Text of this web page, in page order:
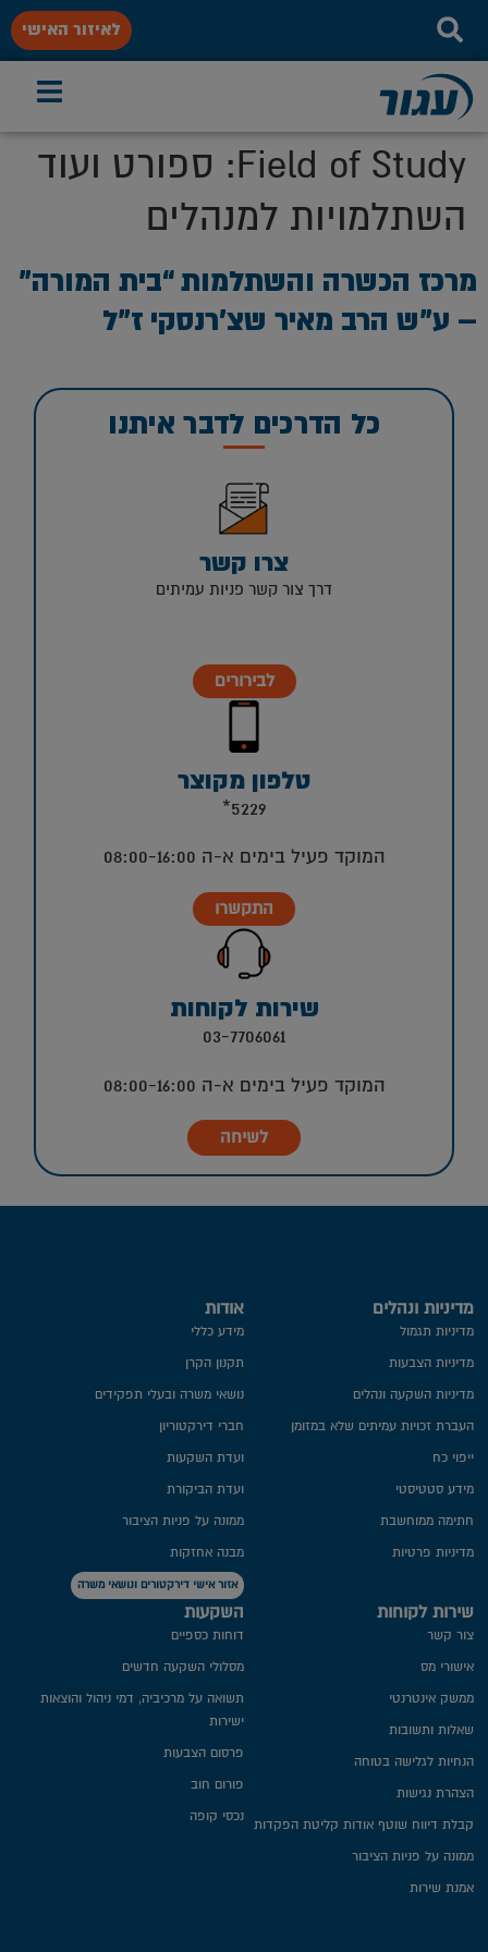
לאיזור האישי
Field of Study:
ספורט ועוד
השתלמויות למנהלים
מרכז הכשרה והשתלמות “בית המורה”
– ע”ש הרב מאיר שצ’רנסקי ז”ל
כל הדרכים לדבר איתנו
צרו קשר
דרך צור קשר פניות עמיתים
לבירורים
טלפון מקוצר
5229*
המוקד פעיל בימים א-ה 08:00-16:00
התקשרו
שירות לקוחות
03-7706061
המוקד פעיל בימים א-ה 08:00-16:00
לשיחה
אודות
מידע כללי
תקנון הקרן
נושאי משרה ובעלי תפקידים
חברי דירקטוריון
ועדת השקעות
ועדת הביקורת
ממונה על פניות הציבור
מבנה אחזקות
אזור אישי דירקטורים ונושאי משרה
מדיניות ונהלים
מדיניות תגמול
מדיניות הצבעות
מדיניות השקעה ונהלים
העברת זכויות עמיתים שלא במזומן
ייפוי כח
מידע סטטיסטי
חתימה ממוחשבת
מדיניות פרטיות​
השקעות
דוחות כספיים
מסלולי השקעה חדשים
תשואה על מרכיביה, דמי ניהול והוצאות
ישירות
פרסום הצבעות
פורום חוב
נכסי קופה
שירות לקוחות
צור קשר
אישורי מס
ממשק אינטרנטי
שאלות ותשובות
הנחיות לגלישה בטוחה
הצהרת נגישות
קבלת דיווח שוטף אודות קליטת הפקדות
ממונה על פניות הציבור
אמנת שירות